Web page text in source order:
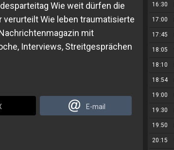
Wie weit dürfen die
Wie leben traumatisierte
mit
Interviews, Streitgesprächen
E-mail
16:30
17:00
17:45
18:05
18:10
18:54
19:00
19:30
19:50
20:15